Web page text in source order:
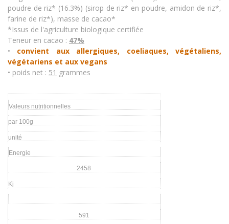
poudre de riz* (16.3%) (sirop de riz* en poudre, amidon de riz*,
farine de riz*), masse de cacao*
*Issus de l'agriculture biologique certifiée
Teneur en cacao : 47%
•
convient aux allergiques, coeliaques, végétaliens,
végétariens et aux vegans
• poids net : 51 grammes
Valeurs nutritionnelles
par 100g
unité
Energie
2458
Kj
591